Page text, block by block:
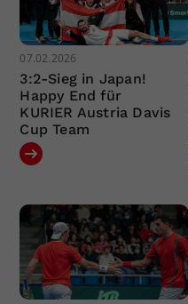
07.02.2026
3:2-Sieg in Japan!
Happy End für
KURIER Austria Davis
Cup Team